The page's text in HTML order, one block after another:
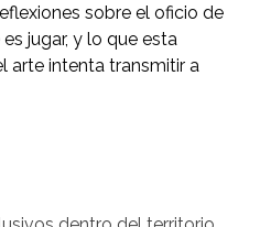
sobre el oficio de
jugar, y lo que esta
arte intenta transmitir a